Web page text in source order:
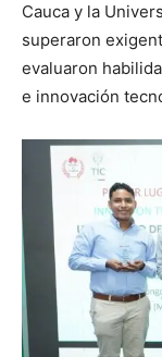
Cauca y la
superaron
evaluaron
e innovación